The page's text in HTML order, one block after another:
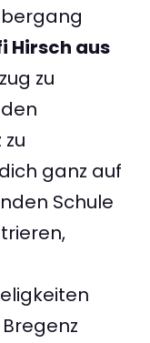
Hirsch aus
zu
ganz auf
Schule